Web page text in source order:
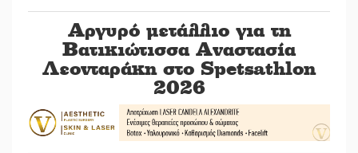
Αργυρό μετάλλιο για τη
Βατικιώτισσα Αναστασία
Λεονταράκη στο Spetsathlon
2026